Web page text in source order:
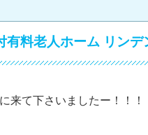
料老人ホーム リンデ
来て下さいましたー！！！